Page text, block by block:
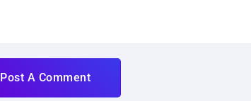
Post A Comment